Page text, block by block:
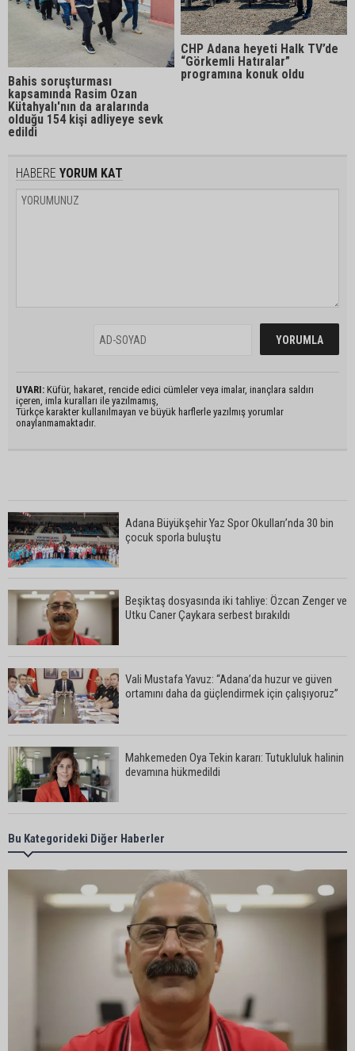
Bahis soruşturması
kapsamında Rasim Ozan
Kütahyalı'nın da aralarında
olduğu 154 kişi adliyeye sevk
edildi
CHP Adana heyeti Halk TV’de
“Görkemli Hatıralar”
programına konuk oldu
HABERE YORUM KAT
UYARI: Küfür, hakaret, rencide edici cümleler veya imalar, inançlara saldırı
içeren, imla kuralları ile yazılmamış,
Türkçe karakter kullanılmayan ve büyük harflerle yazılmış yorumlar
onaylanmamaktadır.
Adana Büyükşehir Yaz Spor Okulları’nda 30 bin
çocuk sporla buluştu
Beşiktaş dosyasında iki tahliye: Özcan Zenger ve
Utku Caner Çaykara serbest bırakıldı
Vali Mustafa Yavuz: “Adana’da huzur ve güven
ortamını daha da güçlendirmek için çalışıyoruz”
Mahkemeden Oya Tekin kararı: Tutukluluk halinin
devamına hükmedildi
Adana’da taziye evinde silahlı kavga kamerada:
Çok sayıda polis ekibi olay yerine sevk edildi
Adana’da parktaki OED cihazını çalan şüpheli
tutuklandı
Seyhan’da fırın ve pastanelere hijyen denetimi
gerçekleştirildi
Bu Kategorideki Diğer Haberler